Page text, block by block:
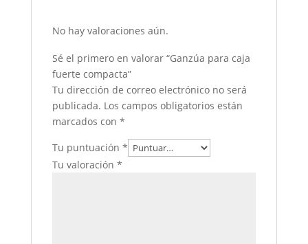
No hay valoraciones aún.
Sé el primero en valorar “Ganzúa para caja
fuerte compacta”
Tu dirección de correo electrónico no será
publicada. Los campos obligatorios están
marcados con *
Tu puntuación *
Tu valoración *